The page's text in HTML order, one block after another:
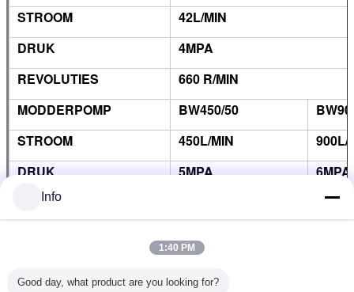
STROOM
42L/MIN
DRUK
4MPA
REVOLUTIES
660 R/MIN
MODDERPOMP
BW450/50
STROOM
450L/MIN
900L/
DRUK
5MPA 6MPA
Info
1:40 PM
Good day, what product are you looking for?